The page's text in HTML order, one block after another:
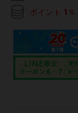
ポイント 1 ％